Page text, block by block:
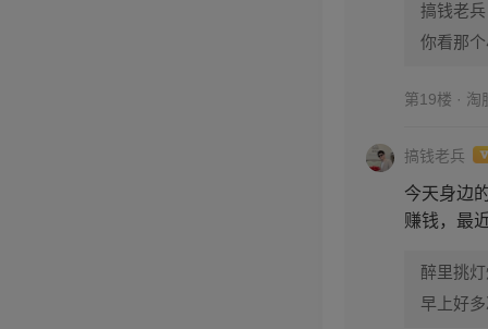
搞钱老兵
你看那
第19楼 · 淘
搞钱老兵
今天身边
赚钱，最
醉里挑
早上好